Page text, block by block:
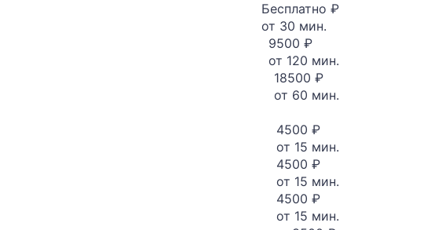
Бесплатно ₽
от 30 мин.
9500 ₽
от 120 мин.
18500 ₽
от 60 мин.
4500 ₽
от 15 мин.
4500 ₽
от 15 мин.
4500 ₽
от 15 мин.